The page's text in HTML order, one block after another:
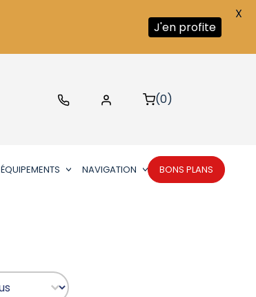
(0)
ÉQUIPEMENTS NAVIGATION BONS PLANS
J'en profite
X